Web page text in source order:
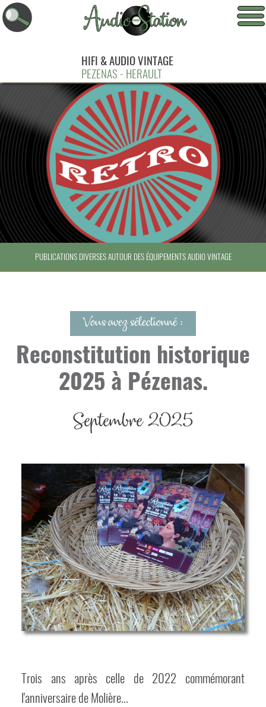
HIFI & AUDIO VINTAGE
PEZENAS - HERAULT
PUBLICATIONS DIVERSES AUTOUR DES ÉQUIPEMENTS AUDIO VINTAGE
Vous avez sélectionné :
Reconstitution historique
2025 à Pézenas.
Septembre 2025
Trois ans après celle de 2022 commémorant
l'anniversaire de Molière...